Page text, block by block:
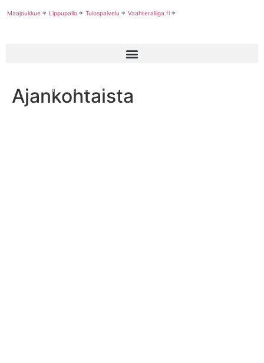
Maajoukkue Lippupallo Tulospalvelu Vaahteraliiga.fi
Ajankohtaista
Suomen EM-avausvastustajana Iso-Britannia